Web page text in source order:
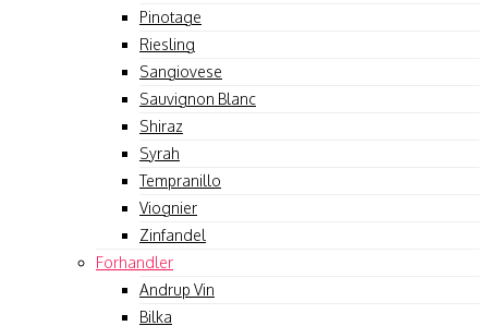
Pinotage
Riesling
Sangiovese
Sauvignon Blanc
Shiraz
Syrah
Tempranillo
Viognier
Zinfandel
Forhandler
Andrup Vin
Bilka